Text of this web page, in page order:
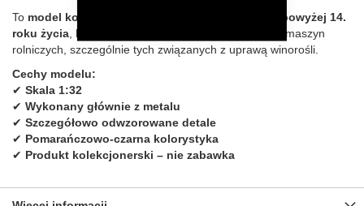
To model kolekcjonerski przeznaczony dla osób powyżej 14.
roku życia , który doskonale uzupełni każdą kolekcję maszyn
rolniczych, szczególnie tych związanych z uprawą winorośli.
Cechy modelu:
✔ Skala 1:32
✔ Wykonany głównie z metalu
✔ Szczegółowo odwzorowane detale
✔ Pomarańczowo-czarna kolorystyka
✔ Produkt kolekcjonerski – nie zabawka